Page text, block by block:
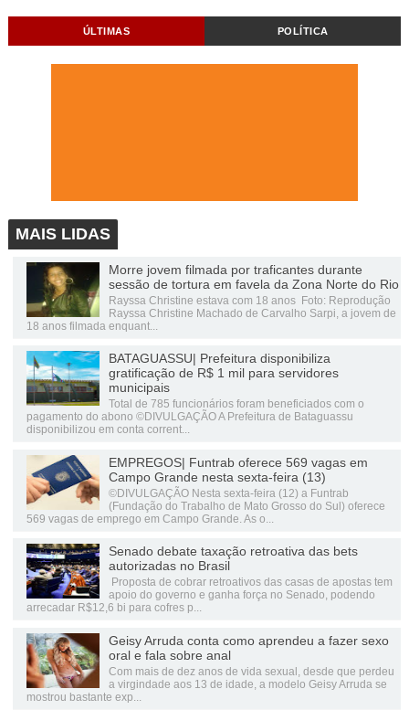
ÚLTIMAS POLÍTICA
MAIS LIDAS
Morre jovem filmada por traficantes durante
sessão de tortura em favela da Zona Norte do Rio
Rayssa Christine estava com 18 anos Foto: Reprodução
Rayssa Christine Machado de Carvalho Sarpi, a jovem de
18 anos filmada enquant...
BATAGUASSU| Prefeitura disponibiliza
gratificação de R$ 1 mil para servidores
municipais
Total de 785 funcionários foram beneficiados com o
pagamento do abono ©DIVULGAÇÃO A Prefeitura de Bataguassu
disponibilizou em conta corrent...
EMPREGOS| Funtrab oferece 569 vagas em
Campo Grande nesta sexta-feira (13)
©DIVULGAÇÃO Nesta sexta-feira (12) a Funtrab
(Fundação do Trabalho de Mato Grosso do Sul) oferece
569 vagas de emprego em Campo Grande. As o...
Senado debate taxação retroativa das bets
autorizadas no Brasil
Proposta de cobrar retroativos das casas de apostas tem
apoio do governo e ganha força no Senado, podendo
arrecadar R$12,6 bi para cofres p...
Geisy Arruda conta como aprendeu a fazer sexo
oral e fala sobre anal
Com mais de dez anos de vida sexual, desde que perdeu
a virgindade aos 13 de idade, a modelo Geisy Arruda se
mostrou bastante exp...